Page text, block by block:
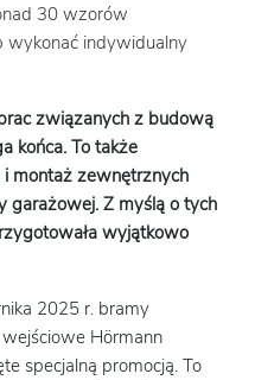
30 wzorów
wykonać indywidualny
związanych z budową
końca. To także
montaż zewnętrznych
garażowej. Z myślą o tych
wyjątkowo
2025 r. bramy
Hörmann
specjalną promocją. To